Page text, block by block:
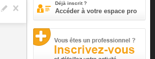
Déjà inscrit ?
Accéder à votre espace pro